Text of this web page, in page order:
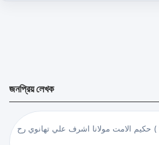
জনপ্রিয় লেখক
حكيم الامت مولانا اشرف علي تهانوي رح ( হাকীমুল উম্মত মাওলানা আশরাফ আলী